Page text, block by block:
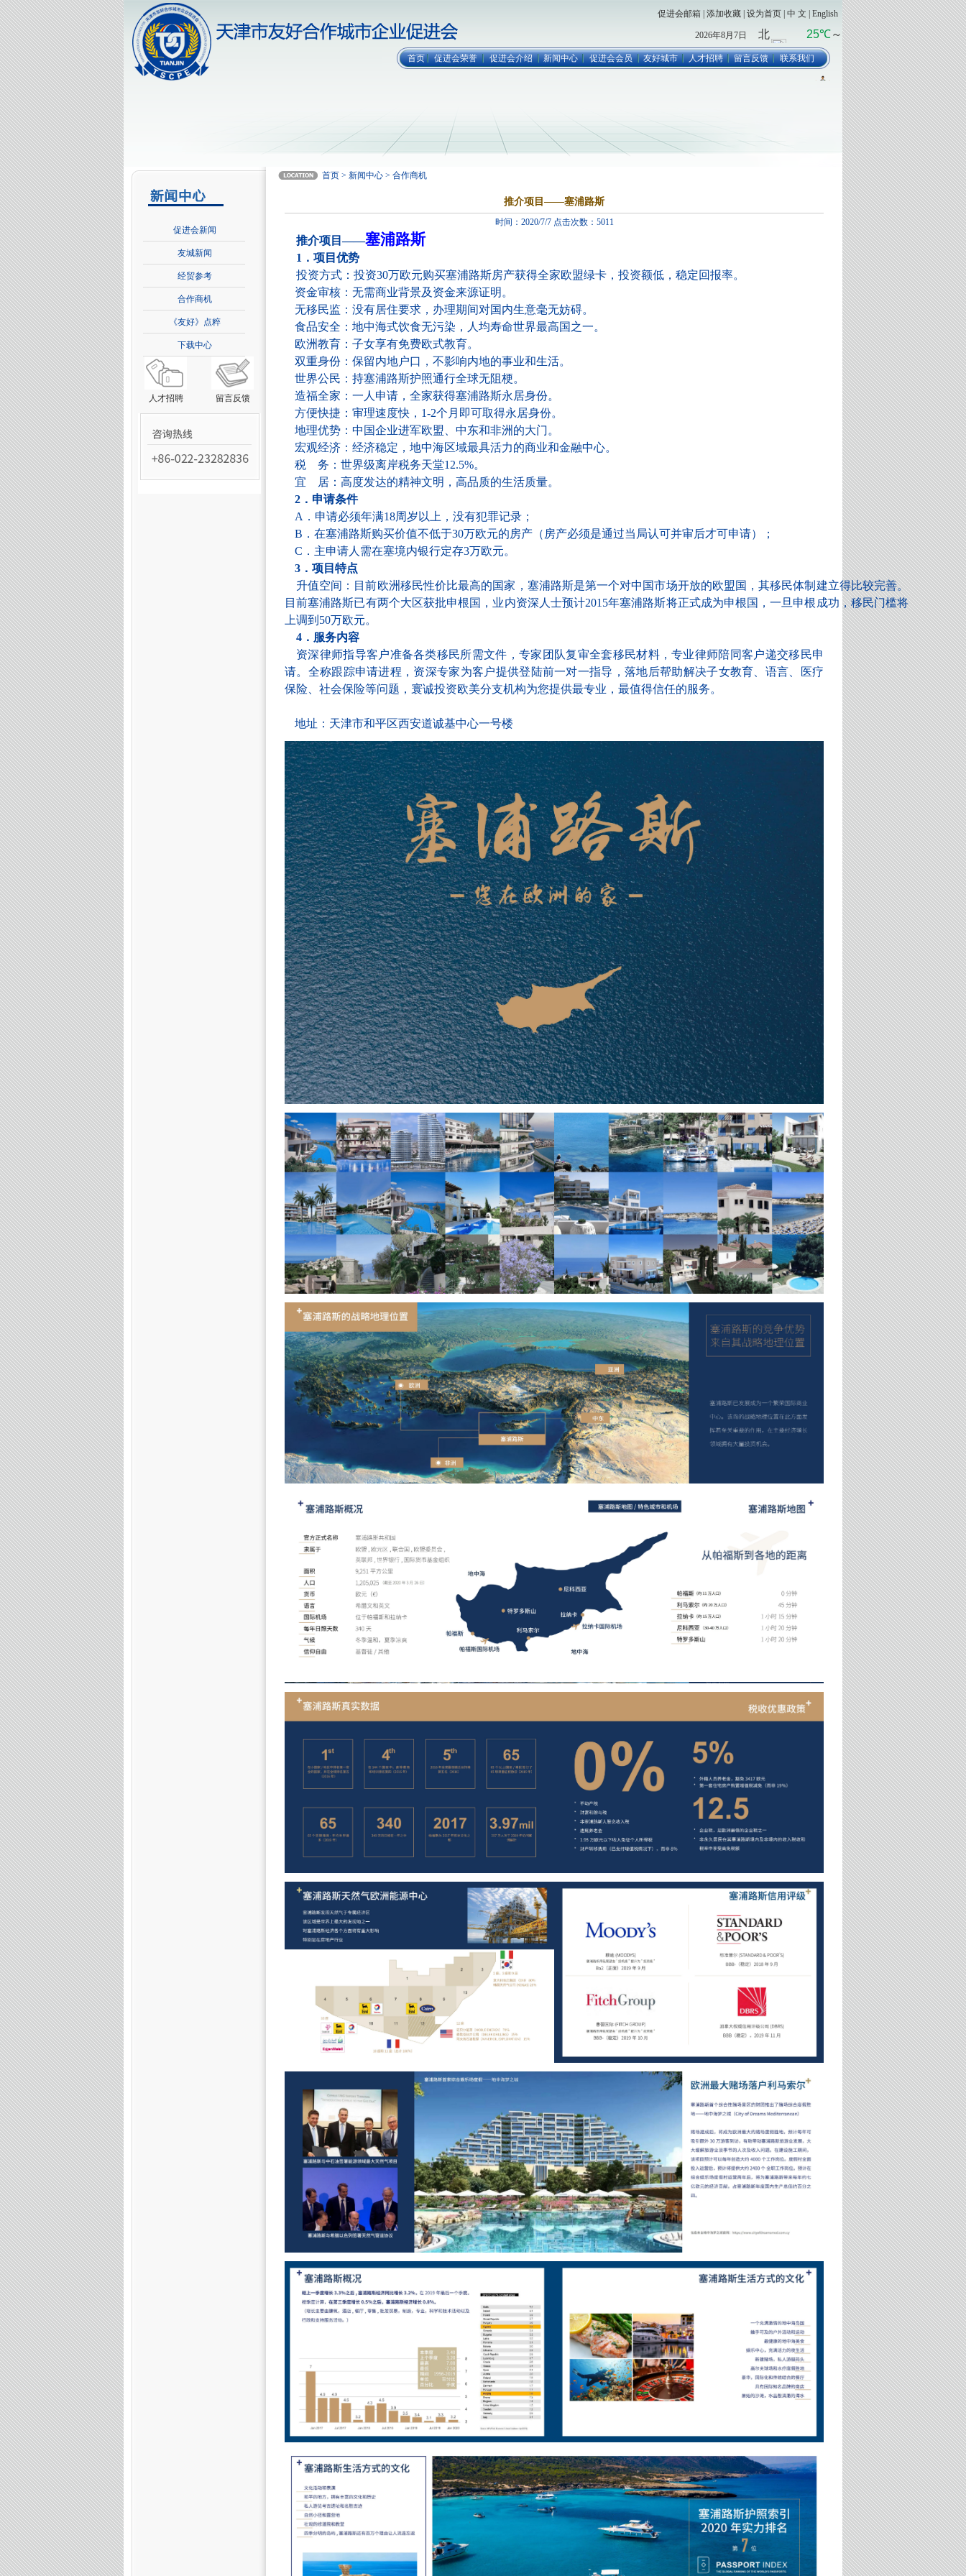
促进会邮箱 添加收藏 设为首页 中 文 English
2026年8月7日
首页 促进会荣誉 促进会介绍 新闻中心 促进会会员 友好城市 人才招聘 留言反馈 联系我们
促进会新闻
友城新闻
经贸参考
合作商机
《友好》点粹
下载中心
人才招聘 留言反馈
首页 > 新闻中心 > 合作商机
推介项目——塞浦路斯
时间：2020/7/7 点击次数：5011
推介项目——塞浦路斯
1 ．项目优势
投资方式：投资30万欧元购买塞浦路斯房产获得全家欧盟绿卡，投资额低，稳定回报率。
资金审核：无需商业背景及资金来源证明。
无移民监：没有居住要求，办理期间对国内生意毫无妨碍。
食品安全：地中海式饮食无污染，人均寿命世界最高国之一。
欧洲教育：子女享有免费欧式教育。
双重身份：保留内地户口，不影响内地的事业和生活。
世界公民：持塞浦路斯护照通行全球无阻梗。
造福全家：一人申请，全家获得塞浦路斯永居身份。
方便快捷：审理速度快，1-2个月即可取得永居身份。
地理优势：中国企业进军欧盟、中东和非洲的大门。
宏观经济：经济稳定，地中海区域最具活力的商业和金融中心。
税 务：世界级离岸税务天堂12.5%。
宜 居：高度发达的精神文明，高品质的生活质量。
2 ．申请条件
A．申请必须年满18周岁以上，没有犯罪记录；
B．在塞浦路斯购买价值不低于30万欧元的房产（房产必须是通过当局认可并审后才可申请）；
C．主申请人需在塞境内银行定存3万欧元。
3 ．项目特点
升值空间：目前欧洲移民性价比最高的国家，塞浦路斯是第一个对中国市场开放的欧盟国，其移民体制建立得比较完善。
目前塞浦路斯已有两个大区获批申根国，业内资深人士预计2015年塞浦路斯将正式成为申根国，一旦申根成功，移民门槛将
上调到50万欧元。
4．服务内容
资深律师指导客户准备各类移民所需文件，专家团队复审全套移民材料，专业律师陪同客户递交移民申
请。全称跟踪申请进程，资深专家为客户提供登陆前一对一指导，落地后帮助解决子女教育、语言、医疗
保险、社会保险等问题，寰诚投资欧美分支机构为您提供最专业，最值得信任的服务。
地址：天津市和平区西安道诚基中心一号楼